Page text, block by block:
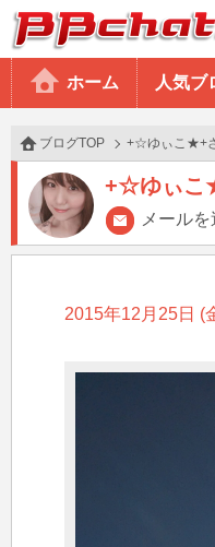
BBchatTV
ホーム 人気ブ
ブログTOP +☆ゆぃこ★+
+☆ゆぃこ
メールを
2015年12月25日 (